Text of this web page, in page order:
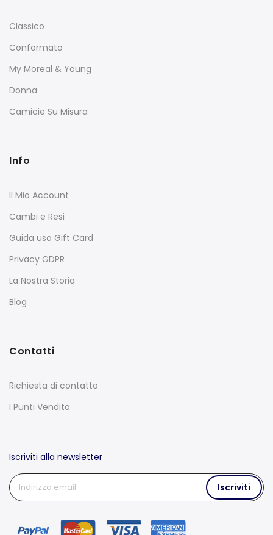
Classico
Conformato
My Moreal & Young
Donna
Camicie Su Misura
Info
Il Mio Account
Cambi e Resi
Guida uso Gift Card
Privacy GDPR
La Nostra Storia
Blog
Contatti
Richiesta di contatto
I Punti Vendita
Iscriviti alla newsletter
Iscriviti